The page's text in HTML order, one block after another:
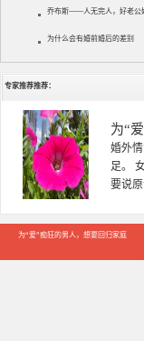
乔布斯——人无完人，好老公
为什么会有婚前婚后的差别
专家推荐推荐：
徐珞
徐珞
多年
千小
为“爱”痴狂的男人，想要回归家庭